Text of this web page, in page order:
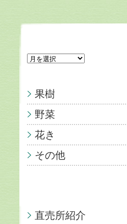
果樹
野菜
花き
その他
直売所紹介